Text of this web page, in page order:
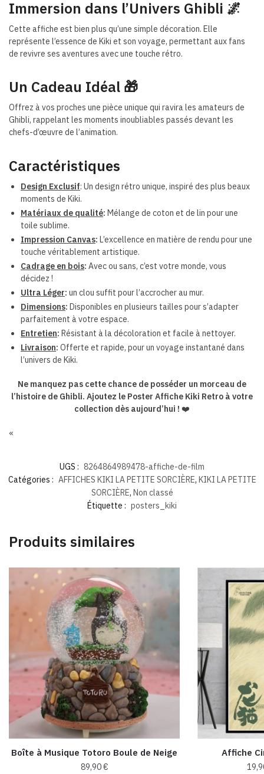
Immersion dans l’Univers Ghibli 🌌
Cette affiche est bien plus qu’une simple décoration. Elle
représente l’essence de Kiki et son voyage, permettant aux fans
de revivre ses aventures avec une touche rétro.
Un Cadeau Idéal 🎁
Offrez à vos proches une pièce unique qui ravira les amateurs de
Ghibli, rappelant les moments inoubliables passés devant les
chefs-d’œuvre de l’animation.
Caractéristiques
Design Exclusif: Un design rétro unique, inspiré des plus beaux
moments de Kiki.
Matériaux de qualité: Mélange de coton et de lin pour une
toile sublime.
Impression Canvas: L’excellence en matière de rendu pour une
touche véritablement artistique.
Cadrage en bois: Avec ou sans, c’est votre monde, vous
décidez !
Ultra Léger: un clou suffit pour l’accrocher au mur.
Dimensions: Disponibles en plusieurs tailles pour s’adapter
parfaitement à votre espace.
Entretien: Résistant à la décoloration et facile à nettoyer.
Livraison: Offerte et rapide, pour un voyage instantané dans
l’univers de Kiki.
Ne manquez pas cette chance de posséder un morceau de
l’histoire de Ghibli. Ajoutez le Poster Affiche Kiki Retro à votre
collection dès aujourd’hui ! ❤️
«
UGS : 8264864989478-affiche-de-film
Catégories : AFFICHES KIKI LA PETITE SORCIÈRE, KIKI LA PETITE
SORCIÈRE, Non classé
Étiquette : posters_kiki
Produits similaires
Boîte à Musique Totoro Boule de Neige
89,90€
Affiche